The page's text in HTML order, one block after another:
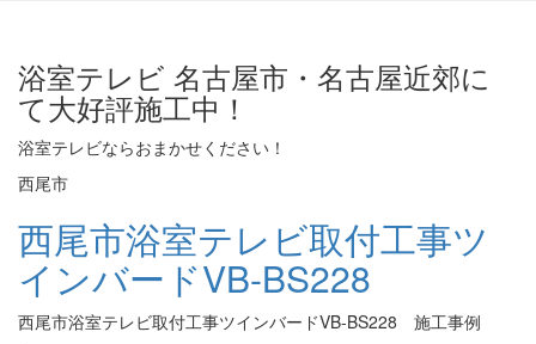
浴室テレビ 名古屋市・名古屋近郊に
て大好評施工中！
浴室テレビならおまかせください！
西尾市
西尾市浴室テレビ取付工事ツ
インバードVB-BS228
西尾市浴室テレビ取付工事ツインバードVB-BS228 施工事例